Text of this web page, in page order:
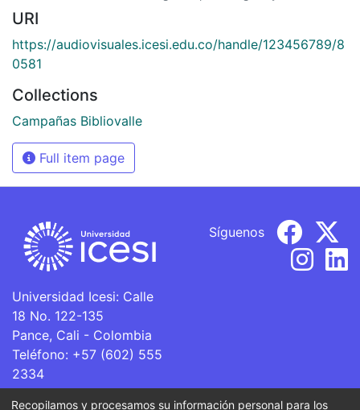
URI
https://audiovisuales.icesi.edu.co/handle/123456789/8
0581
Collections
Campañas Bibliovalle
Full item page
Universidad Icesi: Calle
18 No. 122-135
Pance, Cali - Colombia
Teléfono: +57 (602) 555
2334
ventanillaunica@icesi.edu.co
Síguenos
Recopilamos y procesamos su información personal para los